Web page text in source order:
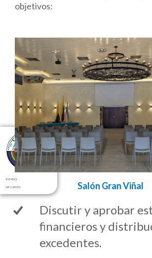
objetivos:
Salón Gran Viñal
Discutir y aprobar
financieros y
excedentes.
ESTADO
DE CUENTA